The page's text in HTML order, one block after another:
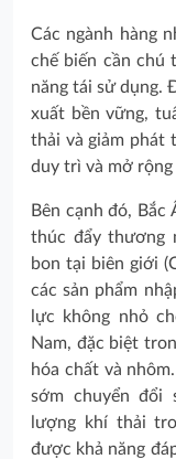
Các ngành hàng
chế biến cần chú
năng tái sử dụng.
xuất bền vững,
thải và giảm phát
duy trì và mở
Bên cạnh đó,
thúc đẩy thương
bon tại biên giới
các sản phẩm
lực không nhỏ
Nam, đặc biệt
hóa chất và
sớm chuyển đổi
lượng khí thải
được khả năng